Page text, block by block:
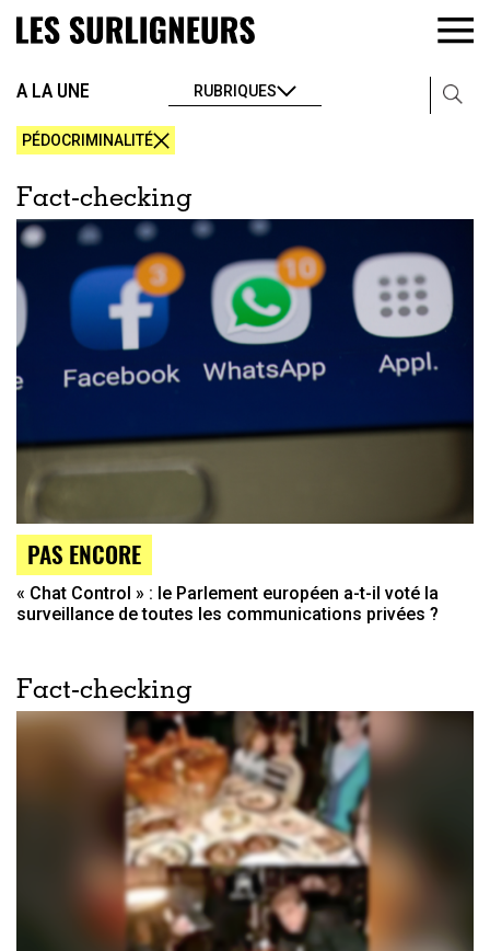
A LA UNE RUBRIQUES
PÉDOCRIMINALITÉ
Fact-checking
PAS ENCORE
« Chat Control » : le Parlement européen a-t-il voté la
surveillance de toutes les communications privées ?
Fact-checking